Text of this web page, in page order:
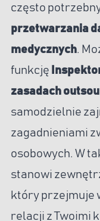
często
przetwarzania
medycznych.
funkcję
zasadach
samodzielnie
zagadnieniami
osobowych. W
stanowi
który przejmuje
relacji z Twoimi